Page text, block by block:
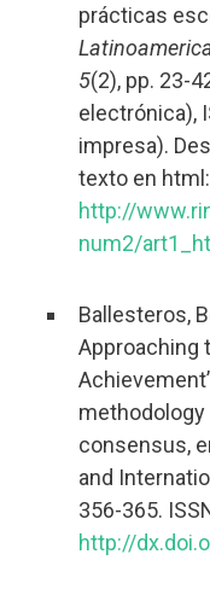
prácticas
5(2), pp. 23-
electrónica),
impresa).
texto en html:
http://
num2/
Ballesteros,
Approaching
methodology
consensus,
and
356-365.
http://